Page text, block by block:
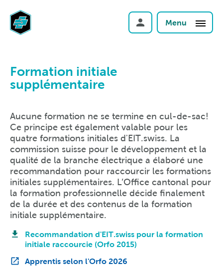
Menu
Formation initiale
supplémentaire
Aucune formation ne se termine en cul-de-sac!
Ce principe est également valable pour les
quatre formations initiales d'EIT.swiss. La
commission suisse pour le développement et la
qualité de la branche électrique a élaboré une
recommandation pour raccourcir les formations
initiales supplémentaires. L’Office cantonal pour
la formation professionnelle décide finalement
de la durée et des contenus de la formation
initiale supplémentaire.
Recommandation d'EIT.swiss pour la formation
initiale raccourcie (Orfo 2015)
Apprentis selon l'Orfo 2026